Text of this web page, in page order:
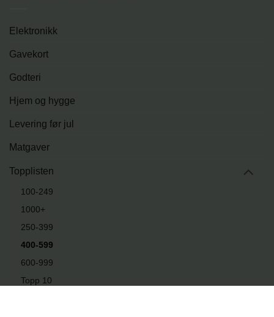
Elektronikk
Gavekort
Godteri
Hjem og hygge
Levering før jul
Matgaver
Topplisten
100-249
1000+
250-399
400-599
600-999
Topp 10